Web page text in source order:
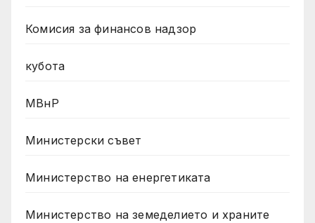
Комисия за финансов надзор
кубота
МВнР
Министерски съвет
Министерство на енергетиката
Министерство на земеделието и храните